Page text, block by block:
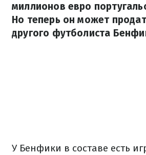
миллионов евро
Но теперь он может
другого футболиста
У Бенфики в составе есть